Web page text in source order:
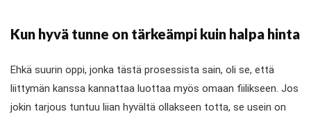
Kun hyvä tunne on tärkeämpi kuin halpa hinta
Ehkä suurin oppi, jonka tästä prosessista sain, oli se, että
liittymän kanssa kannattaa luottaa myös omaan fiilikseen. Jos
jokin tarjous tuntuu liian hyvältä ollakseen totta, se usein on